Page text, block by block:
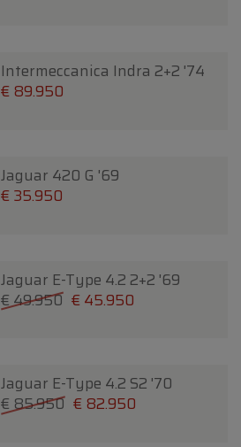
Intermeccanica Indra 2+2 '74
€ 89.950
Jaguar 420 G '69
€ 35.950
Jaguar E-Type 4.2 2+2 '69
€ 49.950 € 45.950
Jaguar E-Type 4.2 S2 '70
€ 85.950 € 82.950